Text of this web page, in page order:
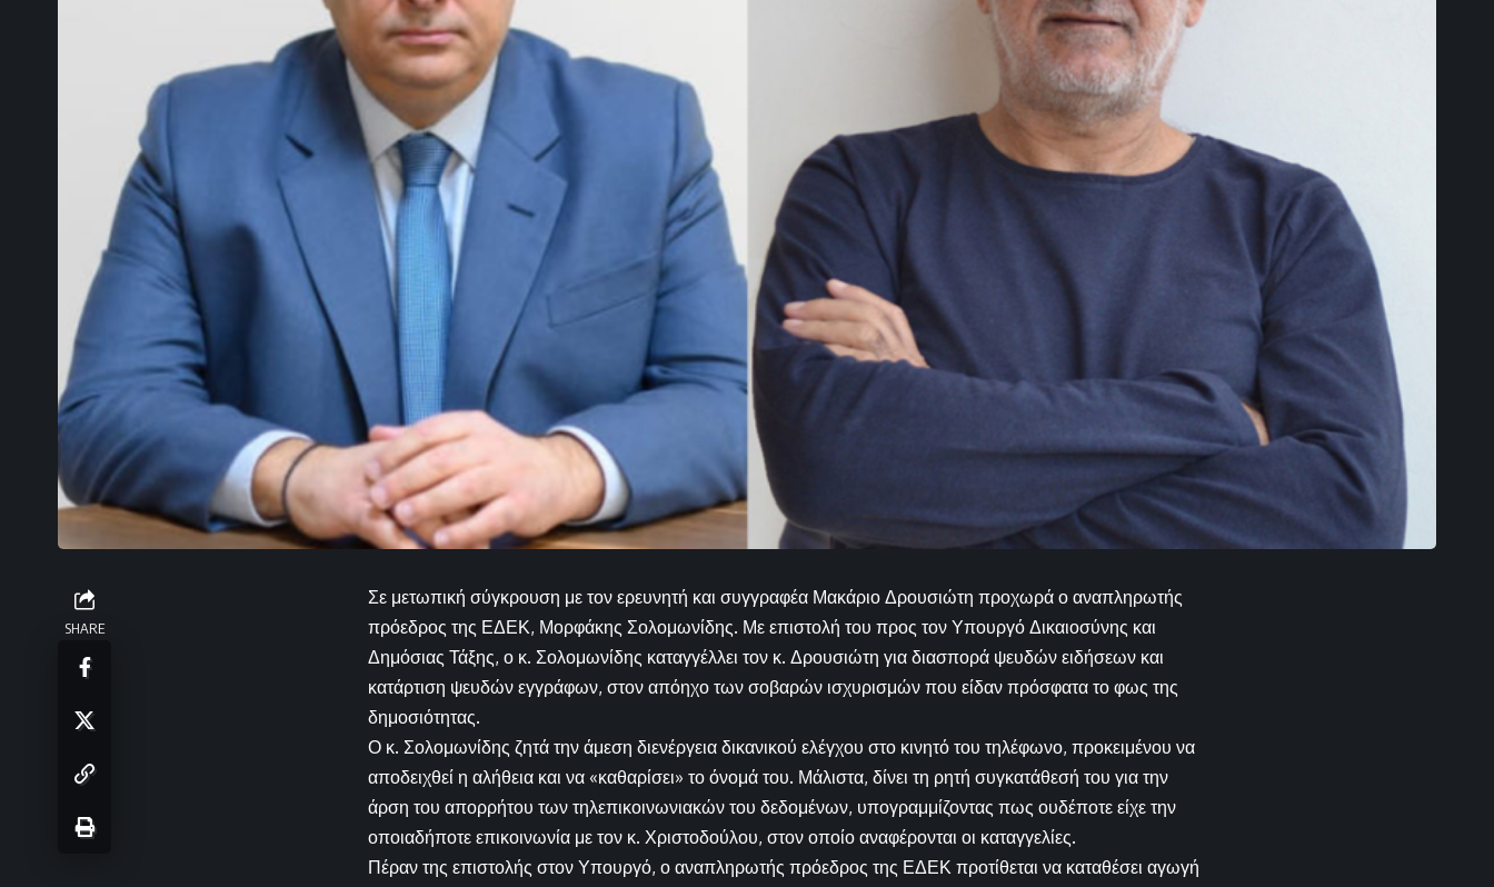
SHARE
Σε μετωπική σύγκρουση με τον ερευνητή και συγγραφέα Μακάριο Δρουσιώτη προχωρά ο αναπληρωτής
πρόεδρος της ΕΔΕΚ, Μορφάκης Σολομωνίδης. Με επιστολή του προς τον Υπουργό Δικαιοσύνης και
Δημόσιας Τάξης, ο κ. Σολομωνίδης καταγγέλλει τον κ. Δρουσιώτη για διασπορά ψευδών ειδήσεων και
κατάρτιση ψευδών εγγράφων, στον απόηχο των σοβαρών ισχυρισμών που είδαν πρόσφατα το φως της
δημοσιότητας.
Ο κ. Σολομωνίδης ζητά την άμεση διενέργεια δικανικού ελέγχου στο κινητό του τηλέφωνο, προκειμένου να
αποδειχθεί η αλήθεια και να «καθαρίσει» το όνομά του. Μάλιστα, δίνει τη ρητή συγκατάθεσή του για την
άρση του απορρήτου των τηλεπικοινωνιακών του δεδομένων, υπογραμμίζοντας πως ουδέποτε είχε την
οποιαδήποτε επικοινωνία με τον κ. Χριστοδούλου, στον οποίο αναφέρονται οι καταγγελίες.
Πέραν της επιστολής στον Υπουργό, ο αναπληρωτής πρόεδρος της ΕΔΕΚ προτίθεται να καταθέσει αγωγή